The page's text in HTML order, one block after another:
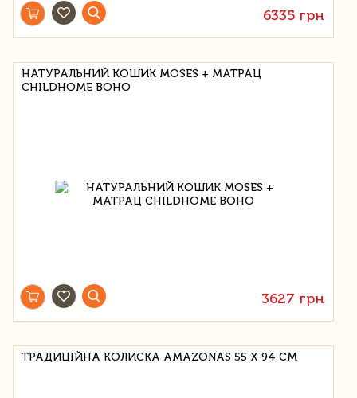
6335 грн
НАТУРАЛЬНИЙ КОШИК MOSES + МАТРАЦ
CHILDHOME BOHO
3627 грн
ТРАДИЦІЙНА КОЛИСКА AMAZONAS 55 Х 94 СМ